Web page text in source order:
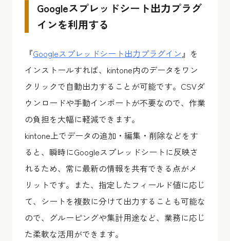
Googleスプレッドシート出力プラグ
インを利用する
『Googleスプレッドシート出力プラグイン』を
インストールすれば、kintone内のデータをワン
クリックで自動出力することが可能です。CSVダ
ウンロードや手動インポートが不要なので、作業
の負担を大幅に軽減できます。
kintone上でデータの追加・編集・削除などをす
ると、瞬時にGoogleスプレッドシートに反映さ
れるため、常に最新の情報を共有できる点がメ
リットです。また、指定したフィールド値に応じ
て、シートを複数に分けて出力することも可能な
ので、グルーピングや集計用途など、業務に応じ
た柔軟な活用ができます。